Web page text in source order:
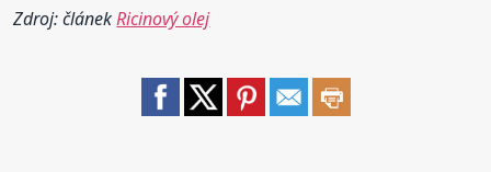
Zdroj: článekRicinový olej